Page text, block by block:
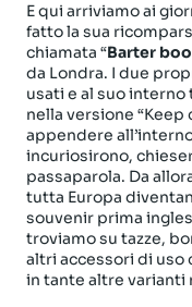
E qui arriviamo ai
fatto la sua
chiamata “Barter
da Londra. I due
usati e al suo
nella versione “Keep
appendere
incuriosirono,
passaparola. Da
tutta Europa
souvenir prima
troviamo su tazze,
altri accessori di uso
in tante altre varianti